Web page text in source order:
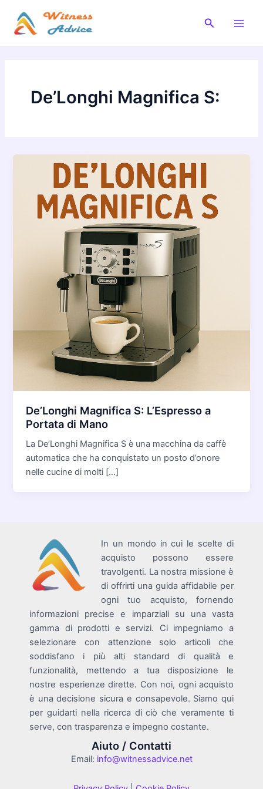
contenuto
Cerca
De’Longhi Magnifica S:
De’Longhi Magnifica S: L’Espresso a
Portata di Mano
La De’Longhi Magnifica S è una macchina da caffè
automatica che ha conquistato un posto d’onore
nelle cucine di molti […]
In un mondo in cui le scelte di
acquisto possono essere
travolgenti. La nostra missione è
di offrirti una guida affidabile per
ogni tuo acquisto, fornendo
informazioni precise e imparziali su una vasta
gamma di prodotti e servizi. Ci impegniamo a
selezionare con attenzione solo articoli che
soddisfano i più alti standard di qualità e
funzionalità, mettendo a tua disposizione le
nostre esperienze dirette. Con noi, ogni acquisto
è una decisione sicura e consapevole. Siamo qui
per guidarti nella ricerca di ciò che veramente ti
serve, con trasparenza e impegno costante.
Aiuto / Contatti
Email: info@witnessadvice.net